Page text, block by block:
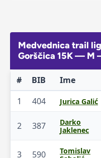
Medvednica trail
Gorščica 15K — M
# BIB Ime
1
404 Jurica Galić
2 387
Darko
Jaklenec
3 590
Tomislav